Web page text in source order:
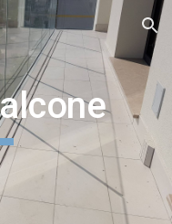
Skip to navigation